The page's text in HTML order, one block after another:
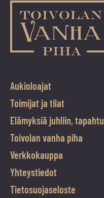
Aukioloajat
Toimijat ja tilat
Elämyksiä juhliin,
Toivolan vanha piha
Verkkokauppa
Yhteystiedot
Tietosuojaseloste